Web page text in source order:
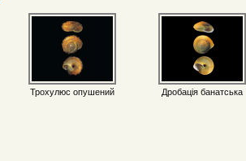
Трохулюс опушений Дробація банатська